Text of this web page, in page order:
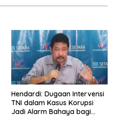
Hendardi: Dugaan Intervensi
TNI dalam Kasus Korupsi
Jadi Alarm Bahaya bagi